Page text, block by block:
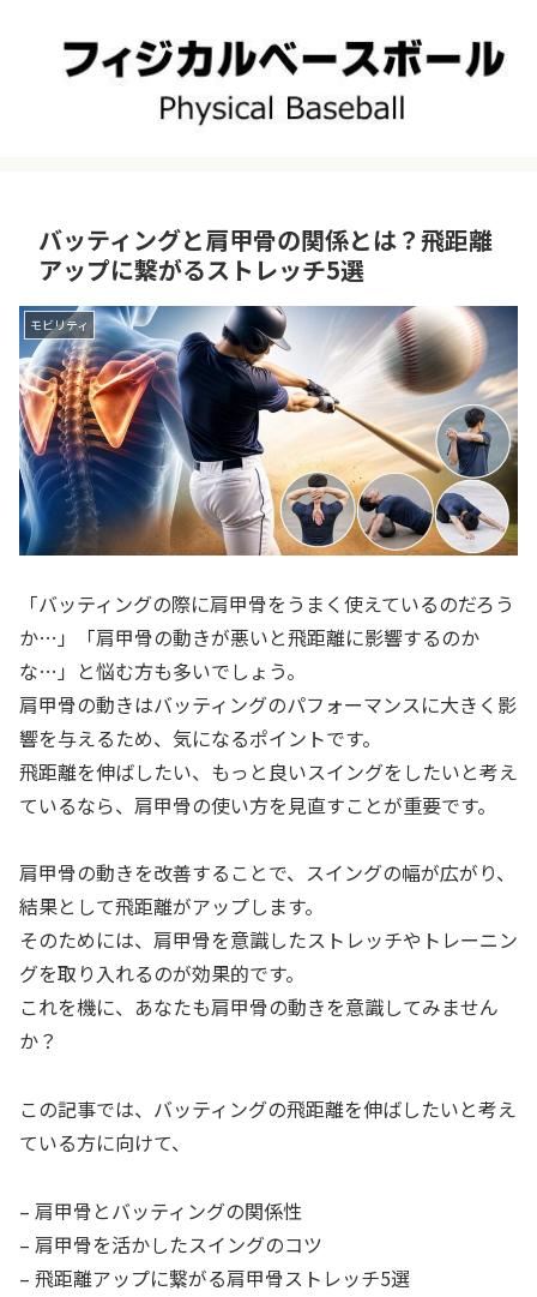
バッティングと肩甲骨の関係とは？飛距離
アップに繋がるストレッチ5選
モビリティ
「バッティングの際に肩甲骨をうまく使えているのだろう
か…」「肩甲骨の動きが悪いと飛距離に影響するのか
な…」と悩む方も多いでしょう。
肩甲骨の動きはバッティングのパフォーマンスに大きく影
響を与えるため、気になるポイントです。
飛距離を伸ばしたい、もっと良いスイングをしたいと考え
ているなら、肩甲骨の使い方を見直すことが重要です。
肩甲骨の動きを改善することで、スイングの幅が広がり、
結果として飛距離がアップします。
そのためには、肩甲骨を意識したストレッチやトレーニン
グを取り入れるのが効果的です。
これを機に、あなたも肩甲骨の動きを意識してみません
か？
この記事では、バッティングの飛距離を伸ばしたいと考え
ている方に向けて、
– 肩甲骨とバッティングの関係性
– 肩甲骨を活かしたスイングのコツ
– 飛距離アップに繋がる肩甲骨ストレッチ5選